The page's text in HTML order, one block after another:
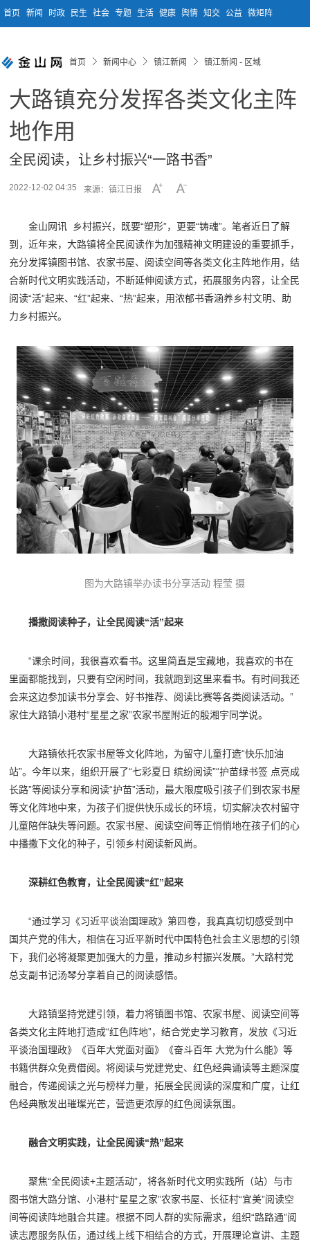
首页 新闻 时政 民生 社会 专题 生活 健康 舆情 知交 公益 微矩阵
首页 新闻中心 镇江新闻 镇江新闻 - 区域
大路镇充分发挥各类文化主阵
地作用
全民阅读，让乡村振兴“一路书香”
2022-12-02 04:35 来源：镇江日报
金山网讯 乡村振兴，既要“塑形”，更要“铸魂”。笔者近日了解
到，近年来，大路镇将全民阅读作为加强精神文明建设的重要抓手，
充分发挥镇图书馆、农家书屋、阅读空间等各类文化主阵地作用，结
合新时代文明实践活动，不断延伸阅读方式，拓展服务内容，让全民
阅读“活”起来、“红”起来、“热”起来，用浓郁书香涵养乡村文明、助
力乡村振兴。
图为大路镇举办读书分享活动 程莹 摄
播撒阅读种子，让全民阅读“活”起来
“课余时间，我很喜欢看书。这里简直是宝藏地，我喜欢的书在
里面都能找到，只要有空闲时间，我就跑到这里来看书。有时间我还
会来这边参加读书分享会、好书推荐、阅读比赛等各类阅读活动。”
家住大路镇小港村“星星之家”农家书屋附近的殷湘宇同学说。
大路镇依托农家书屋等文化阵地，为留守儿童打造“快乐加油
站”。今年以来，组织开展了“七彩夏日 缤纷阅读”“护苗绿书签 点亮成
长路”等阅读分享和阅读“护苗”活动，最大限度吸引孩子们到农家书屋
等文化阵地中来，为孩子们提供快乐成长的环境，切实解决农村留守
儿童陪伴缺失等问题。农家书屋、阅读空间等正悄悄地在孩子们的心
中播撒下文化的种子，引领乡村阅读新风尚。
深耕红色教育，让全民阅读“红”起来
“通过学习《习近平谈治国理政》第四卷，我真真切切感受到中
国共产党的伟大，相信在习近平新时代中国特色社会主义思想的引领
下，我们必将凝聚更加强大的力量，推动乡村振兴发展。”大路村党
总支副书记汤琴分享着自己的阅读感悟。
大路镇坚持党建引领，着力将镇图书馆、农家书屋、阅读空间等
各类文化主阵地打造成“红色阵地”，结合党史学习教育，发放《习近
平谈治国理政》《百年大党面对面》《奋斗百年 大党为什么能》等
书籍供群众免费借阅。将阅读与党建党史、红色经典诵读等主题深度
融合，传递阅读之光与榜样力量，拓展全民阅读的深度和广度，让红
色经典散发出璀璨光芒，营造更浓厚的红色阅读氛围。
融合文明实践，让全民阅读“热”起来
聚焦“全民阅读+主题活动”，将各新时代文明实践所（站）与市
图书馆大路分馆、小港村“星星之家”农家书屋、长征村“宜美”阅读空
间等阅读阵地融合共建。根据不同人群的实际需求，组织“路路通”阅
读志愿服务队伍，通过线上线下相结合的方式，开展理论宣讲、主题